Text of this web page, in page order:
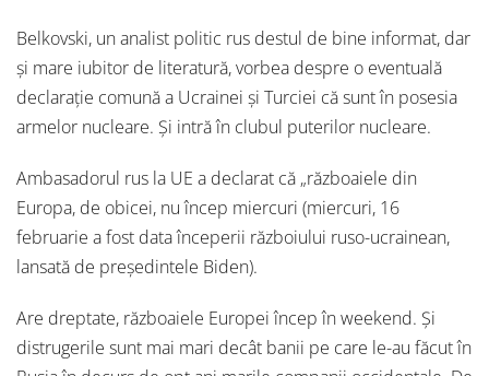
Belkovski, un analist politic rus destul de bine informat, dar
și mare iubitor de literatură, vorbea despre o eventuală
declarație comună a Ucrainei și Turciei că sunt în posesia
armelor nucleare. Și intră în clubul puterilor nucleare.
Ambasadorul rus la UE a declarat că „războaiele din
Europa, de obicei, nu încep miercuri (miercuri, 16
februarie a fost data începerii războiului ruso-ucrainean,
lansată de președintele Biden).
Are dreptate, războaiele Europei încep în weekend. Și
distrugerile sunt mai mari decât banii pe care le-au făcut în